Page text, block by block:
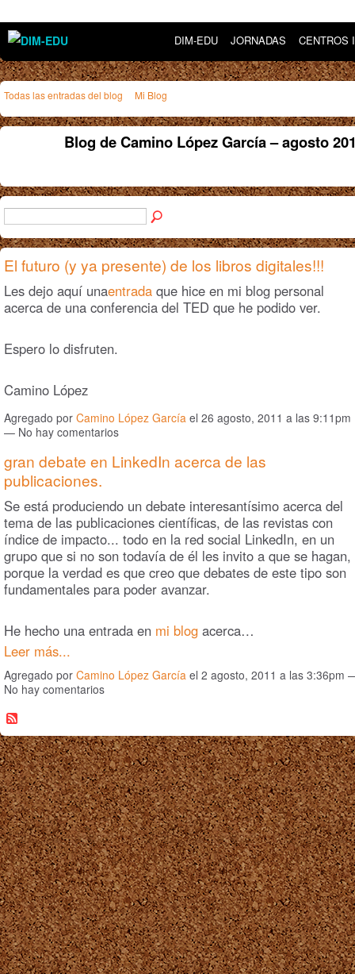
DIM-EDU JORNADAS CENTROS
Todas las entradas del blog Mi Blog
Blog de Camino López García – agosto
El futuro (y ya presente) de los libros digitales!!!
Les dejo aquí unaentrada que hice en mi blog personal
acerca de una conferencia del TED que he podido ver.
Espero lo disfruten.
Camino López
Agregado por Camino López García el 26 agosto, 2011 a las 9:11pm
— No hay comentarios
gran debate en LinkedIn acerca de las
publicaciones.
Se está produciendo un debate interesantísimo acerca del
tema de las publicaciones científicas, de las revistas con
índice de impacto... todo en la red social LinkedIn, en un
grupo que si no son todavía de él les invito a que se hagan,
porque la verdad es que creo que debates de este tipo son
fundamentales para poder avanzar.
He hecho una entrada en mi blog acerca…
Leer más...
Agregado por Camino López García el 2 agosto, 2011 a las 3:36pm
No hay comentarios